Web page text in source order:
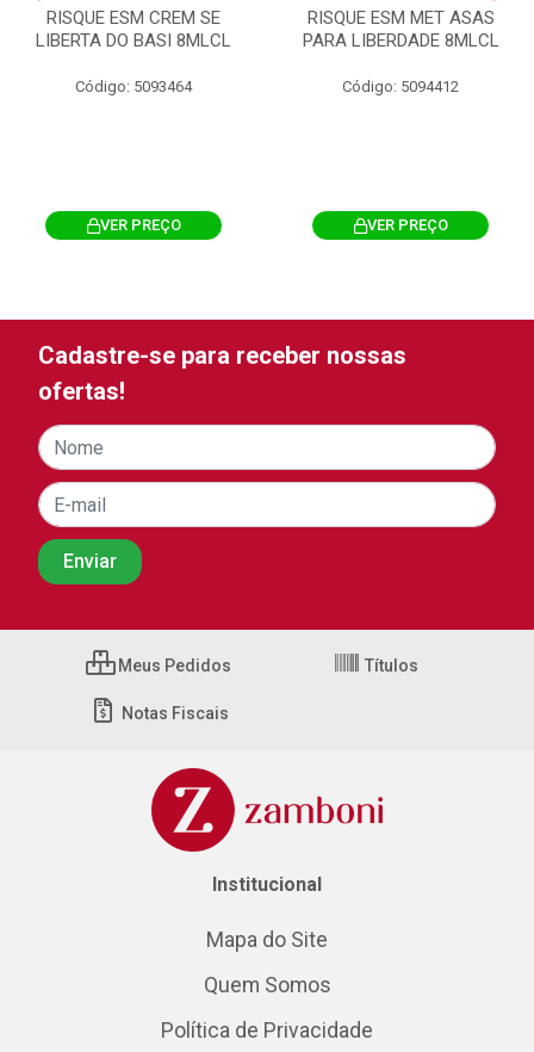
RISQUE ESM CREM SE
LIBERTA DO BASI 8MLCL
Código: 5093464
VER PREÇO
RISQUE ESM MET ASAS
PARA LIBERDADE 8MLCL
Código: 5094412
VER PREÇO
Cadastre-se para receber nossas
ofertas!
Meus Pedidos Títulos
Notas Fiscais
Institucional
Mapa do Site
Quem Somos
Política de Privacidade